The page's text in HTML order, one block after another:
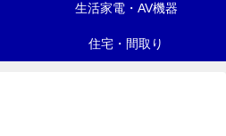
生活家電・AV機器
住宅・間取り